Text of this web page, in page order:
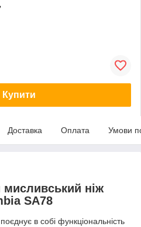
Купити
Доставка Оплата Умови
ніж
SA78
в собі функціональність